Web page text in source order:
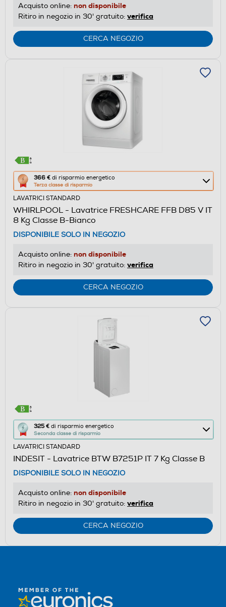
Acquisto online: non disponibile
Ritiro in negozio in 30' gratuito: verifica
CERCA NEGOZIO
366 € di risparmio energetico
Terza classe di risparmio
Questa
azione
aprirà
il
Calcolatore
di
risparmio
energetico
Youreko.
LAVATRICI STANDARD
WHIRLPOOL - Lavatrice FRESHCARE FFB D85 V IT
8 Kg Classe B-Bianco
DISPONIBILE SOLO IN NEGOZIO
Acquisto online: non disponibile
Ritiro in negozio in 30' gratuito: verifica
CERCA NEGOZIO
325 € di risparmio energetico
Seconda classe di risparmio
Questa
azione
aprirà
il
Calcolatore
risparmio
di
Youreko.
LAVATRICI STANDARD
INDESIT - Lavatrice BTW B7251P IT 7 Kg Classe B
DISPONIBILE SOLO IN NEGOZIO
Acquisto online: non disponibile
Ritiro in negozio in 30' gratuito: verifica
CERCA NEGOZIO